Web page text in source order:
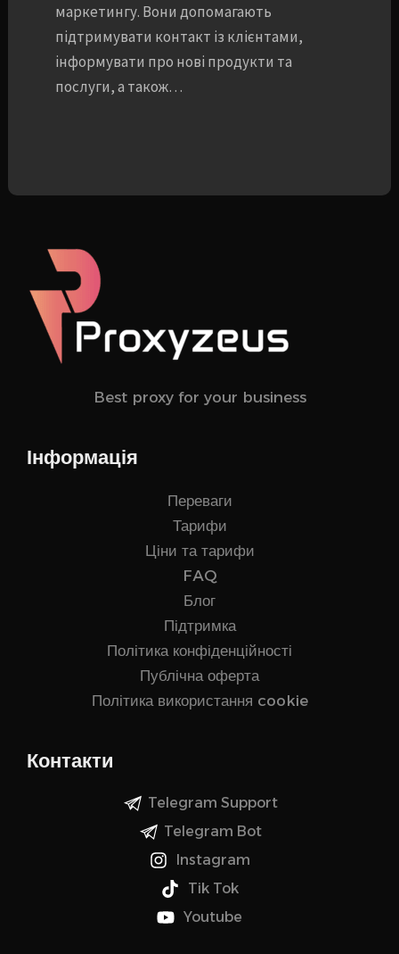
маркетингу. Вони допомагають
підтримувати контакт із клієнтами,
інформувати про нові продукти та
послуги, а також…
Best proxy for your business
Інформація
Переваги
Тарифи
Ціни та тарифи
FAQ
Блог
Підтримка
Політика конфіденційності
Публічна оферта
Політика використання cookie
Контакти
Telegram Support
Telegram Bot
Instagram
Tik Tok
Youtube